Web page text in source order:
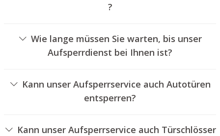
?
verschiedenen Optionen ab, wie beispielsweise der
Ausführung des Türschlosses, der Dauer der Arbeiten
und eventuell anfallenden Anfahrtskosten. Wir bieten
Angebote an.
Wie lange müssen Sie warten, bis unser
Aufsperrdienst bei Ihnen ist?
innerhalb von 30 Minuten vor Ort. Die tatsächliche
Wartezeit hängt von der Entfernung des Einsatzortes zu
unserem Unternehmen und den aktuellen
Kann unser Aufsperrservice auch Autotüren
entsperren?
Kann unser Aufsperrservice auch Türschlösser